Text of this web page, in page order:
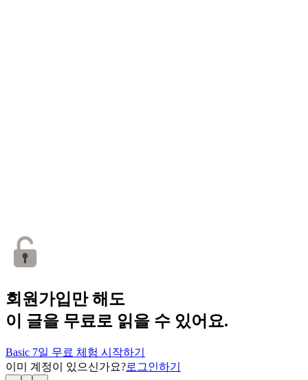
회원가입만 해도
이 글을 무료로 읽을 수 있어요.
Basic 7일 무료 체험 시작하기
이미 계정이 있으신가요?로그인하기